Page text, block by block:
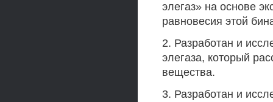
элегаз» на основе
равновесия этой
2. Разработан и
элегаза, который
вещества.
3. Разработан и